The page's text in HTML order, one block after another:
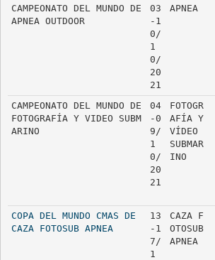
CAMPEONATO DEL MUNDO DE
APNEA OUTDOOR
03
-1
0/
1
0/
20
21
APNEA
CAMPEONATO DEL MUNDO DE
FOTOGRAFÍA Y VIDEO SUBM
ARINO
04
-0
9/
1
0/
20
21
FOTOGR
AFÍA Y
VÍDEO
SUBMAR
INO
COPA DEL MUNDO CMAS DE
CAZA FOTOSUB APNEA
13
-1
7/
1
CAZA F
OTOSUB
APNEA